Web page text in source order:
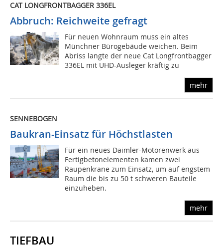
CAT LONGFRONTBAGGER 336EL
Abbruch: Reichweite gefragt
Für neuen Wohnraum muss ein altes
Münchner Bürogebäude weichen. Beim
Abriss langte der neue Cat Longfrontbagger
336EL mit UHD-Ausleger kräftig zu
mehr
SENNEBOGEN
Baukran-Einsatz für Höchstlasten
Für ein neues Daimler-Motorenwerk aus
Fertigbetonelementen kamen zwei
Raupenkrane zum Einsatz, um auf engstem
Raum die bis zu 50 t schweren Bauteile
einzuheben.
mehr
TIEFBAU